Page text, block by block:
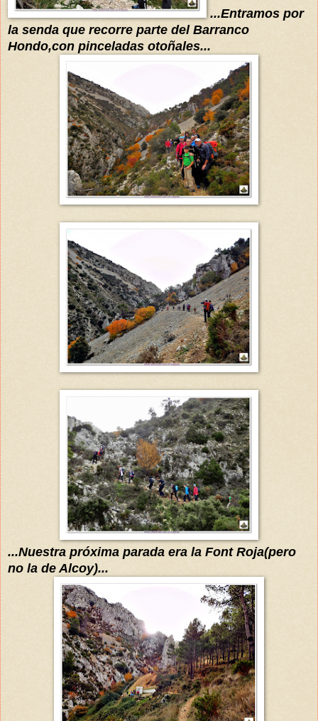
...Entramos por
la senda que recorre parte del Barranco
Hondo,con pinceladas otoñales...
...Nuestra próxima parada era la Font Roja(pero
no la de Alcoy)...